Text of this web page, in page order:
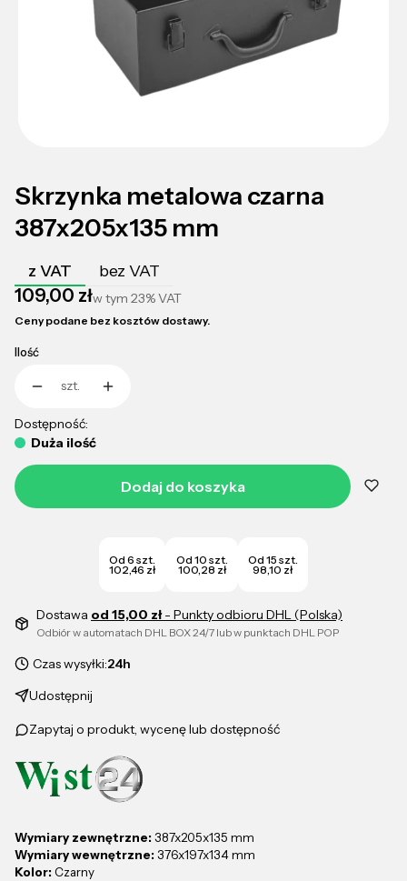
Skrzynka metalowa czarna
387x205x135 mm
z VAT bez VAT
Cena
109,00 złw tym 23%VAT
Ceny podane bez kosztów dostawy.
Ilość
szt.
Dostępność:
Duża ilość
Dodaj do koszyka
Od 6 szt.
102,46 zł
Od 10 szt.
100,28 zł
Od 15 szt.
98,10 zł
Dostawa od 15,00 zł- Punkty odbioru DHL (Polska)
Odbiór w automatach DHL BOX 24/7 lub w punktach DHL POP
Czas wysyłki:24h
Udostępnij
Zapytaj o produkt, wycenę lub dostępność
Wymiary zewnętrzne: 387x205x135 mm
Wymiary wewnętrzne: 376x197x134 mm
Kolor: Czarny